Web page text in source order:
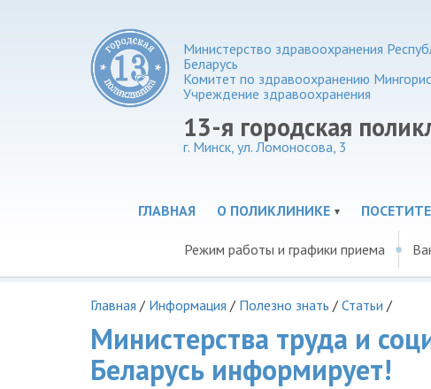
Министерство здравоохранения
Беларусь
Комитет по здравоохранению
Учреждение здравоохранения
13-я городская
г. Минск, ул. Ломоносова, 3
ГЛАВНАЯ О ПОЛИКЛИНИКЕ
Режим работы и графики приема
Главная / Информация / Полезно знать / Статьи /
Министерства труда и
Беларусь информирует!